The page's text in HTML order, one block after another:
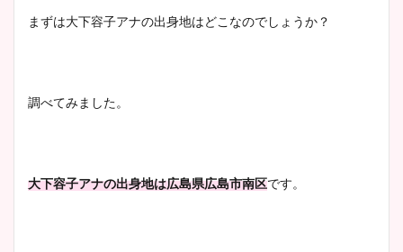
池谷実悠アナのメガネ画像が
wikiプロフもチェック！
まずは大下容子アナの出身地はどこなのでしょうか？
調べてみました。
大下容子アナの出身地は広島県広島市南区です。